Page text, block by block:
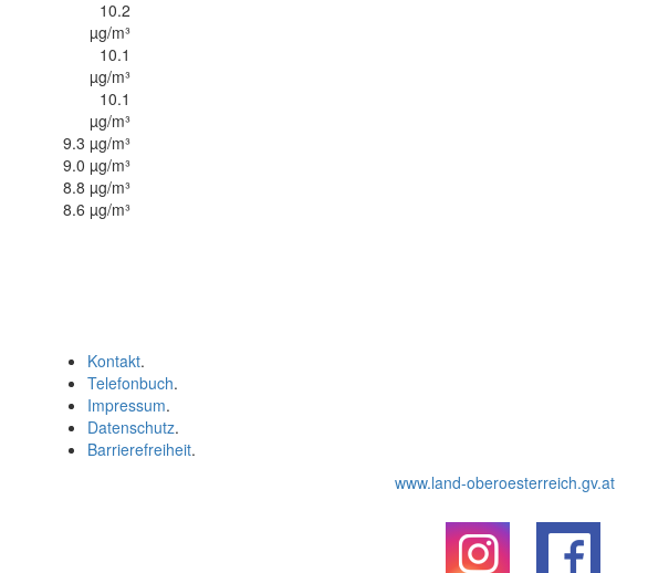
10.2
µg/m³
10.1
µg/m³
10.1
µg/m³
9.3 µg/m³
9.0 µg/m³
8.8 µg/m³
8.6 µg/m³
Kontakt.
Telefonbuch.
Impressum.
Datenschutz.
Barrierefreiheit.
www.land-oberoesterreich.gv.at